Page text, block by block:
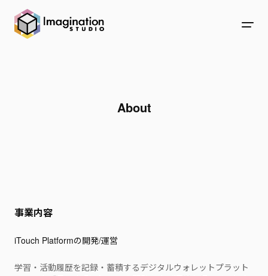
About
事業内容
iTouch Platformの開発/運営
学習・活動履歴を記録・蓄積するデジタルウォレットプラット